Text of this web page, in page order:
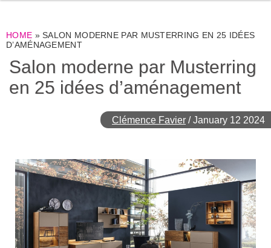
HOME »SALON MODERNE PAR MUSTERRING EN 25 IDÉES
D’AMÉNAGEMENT
Salon moderne par Musterring
en 25 idées d’aménagement
Clémence Favier /January 12 2024